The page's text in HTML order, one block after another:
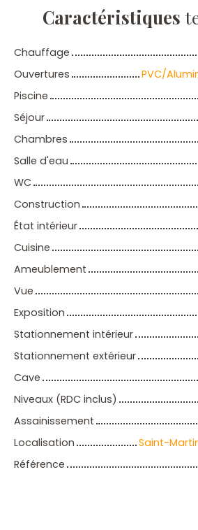
Caractéristiques
Chauffage
Ouvertures
PVC/
Piscine
Séjour
Chambres
Salle d'eau
WC
Construction
État intérieur
Cuisine
Ameublement
Vue
Exposition
Stationnement intérieur
Stationnement extérieur
Cave
Niveaux (RDC inclus)
Assainissement
Localisation
Saint-
Référence